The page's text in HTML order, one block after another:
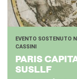
EVENTO SOSTENUTO
CASSINI
PARIS
SU­SLLF